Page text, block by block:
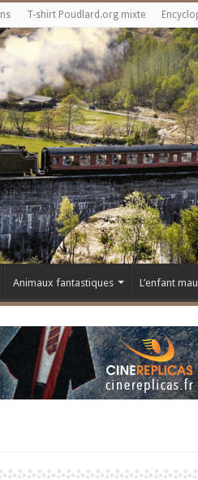
T-shirt Poudlard.org mixte
Animaux fantastiques L’enfant